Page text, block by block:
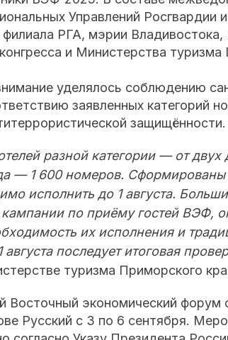
Управлений Росгвардии
РГА, мэрии
и Министерства туризма
уделялось соблюдению
заявленных категорий
защищённости.
разной категории — от
— 1 600 номеров. Сформированы
исполнить до 1 августа.
кампании по приёму гостей ВЭФ,
их исполнения и
августа последует итоговая
туризма Приморского
Восточный экономический форум
Русский с 3 по 6 сентября.